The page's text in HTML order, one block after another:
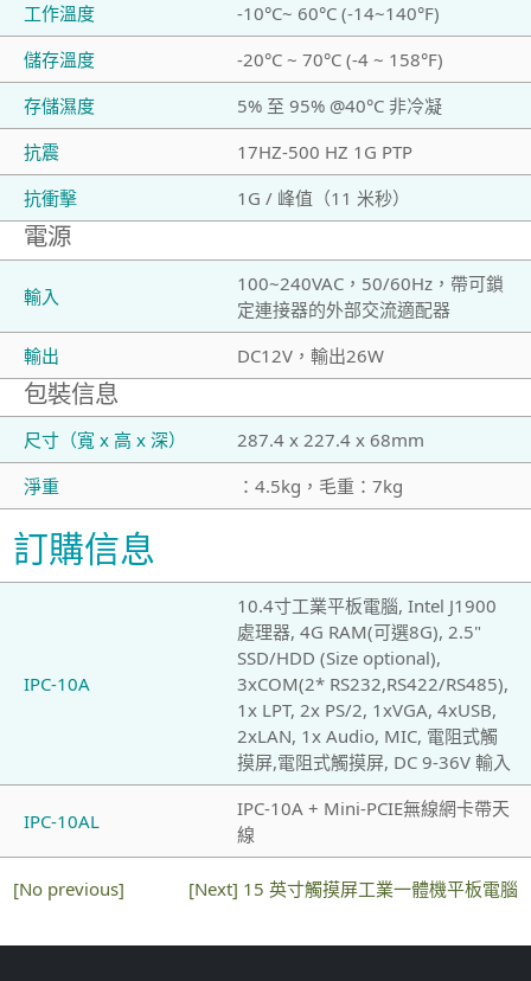
工作溫度
-10°C~ 60°C (-14~140°F)
儲存溫度
-20°C ~ 70°C (-4 ~ 158°F)
存儲濕度
5% 至 95% @40°C 非冷凝
抗震
17HZ-500 HZ 1G PTP
抗衝擊
1G / 峰值（11 米秒）
電源
輸入
100~240VAC，50/60Hz，帶可鎖
定連接器的外部交流適配器
輸出
DC12V，輸出26W
包裝信息
尺寸（寬 x 高 x 深）
287.4 x 227.4 x 68mm
淨重
：4.5kg，毛重：7kg
訂購信息
IPC-10A
10.4寸工業平板電腦, Intel J1900
處理器, 4G RAM(可選8G), 2.5"
SSD/HDD (Size optional),
3xCOM(2* RS232,RS422/RS485),
1x LPT, 2x PS/2, 1xVGA, 4xUSB,
2xLAN, 1x Audio, MIC, 電阻式觸
摸屏,電阻式觸摸屏, DC 9-36V 輸入
IPC-10AL
IPC-10A + Mini-PCIE無線網卡帶天
線
[No previous] [Next] 15 英寸觸摸屏工業一體機平板電腦